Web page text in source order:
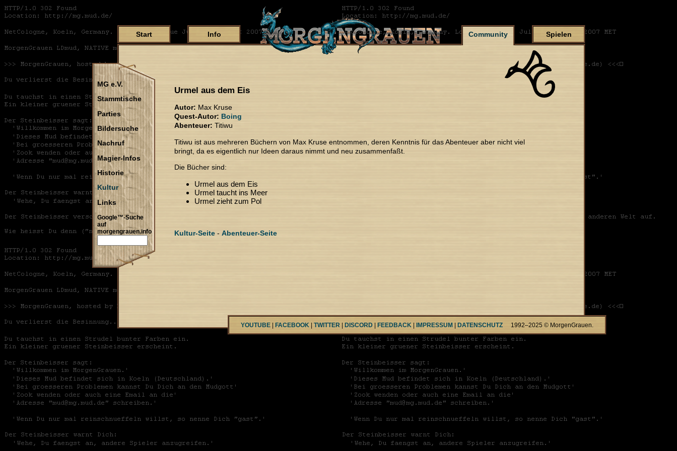
Start Info Community Spielen
MG e.V.
Stammtische
Parties
Bildersuche
Nachruf
Magier-Infos
Historie
Kultur
Links
Google™-Suche
auf
morgengrauen.info
Urmel aus dem Eis
Autor: Max Kruse
Quest-Autor: Boing
Abenteuer: Titiwu
Titiwu ist aus mehreren Büchern von Max Kruse entnommen, deren Kenntnis für das Abenteuer aber nicht viel
bringt, da es eigentlich nur Ideen daraus nimmt und neu zusammenfaßt.
Die Bücher sind:
Urmel aus dem Eis
Urmel taucht ins Meer
Urmel zieht zum Pol
Kultur-Seite - Abenteuer-Seite
YOUTUBE FACEBOOK TWITTER DISCORD FEEDBACK IMPRESSUM DATENSCHUTZ 1992–2025 © MorgenGrauen.